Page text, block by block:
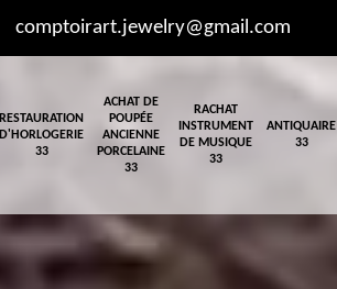
comptoirart.jewelry@gmail.com
RESTAURATION
D'HORLOGERIE
33
ACHAT DE
POUPÉE
ANCIENNE
PORCELAINE
33
RACHAT
INSTRUMENT
DE MUSIQUE
33
ANTIQUAIRE
33